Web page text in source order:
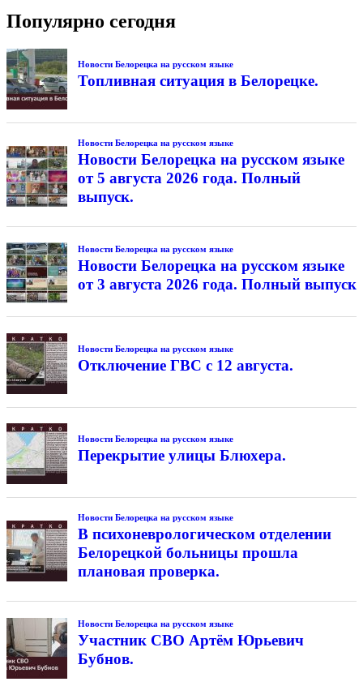
Популярно сегодня
Новости Белорецка на русском языке
Топливная ситуация в Белорецке.
Новости Белорецка на русском языке
Новости Белорецка на русском языке
от 5 августа 2026 года. Полный
выпуск.
Новости Белорецка на русском языке
Новости Белорецка на русском языке
от 3 августа 2026 года. Полный выпуск
Новости Белорецка на русском языке
Отключение ГВС с 12 августа.
Новости Белорецка на русском языке
Перекрытие улицы Блюхера.
Новости Белорецка на русском языке
В психоневрологическом отделении
Белорецкой больницы прошла
плановая проверка.
Новости Белорецка на русском языке
Участник СВО Артём Юрьевич
Бубнов.